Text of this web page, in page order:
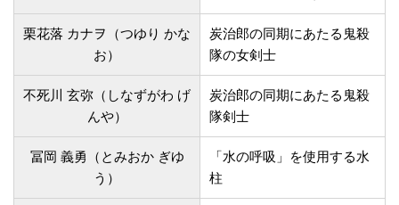
栗花落 カナヲ（つゆり かな
お）
炭治郎の同期にあたる鬼殺
隊の女剣士
不死川 玄弥（しなずがわ げ
んや）
炭治郎の同期にあたる鬼殺
隊剣士
冨岡 義勇（とみおか ぎゆ
う）
「水の呼吸」を使用する水
柱